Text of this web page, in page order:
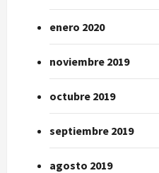
enero 2020
noviembre 2019
octubre 2019
septiembre 2019
agosto 2019